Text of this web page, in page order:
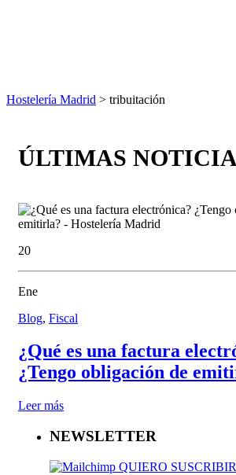
Hostelería Madrid > tribuitación
ÚLTIMAS
20
Ene
Blog, Fiscal
¿Qué es una factura
¿Tengo obligación de
Leer más
NEWSLETTER
QUIERO